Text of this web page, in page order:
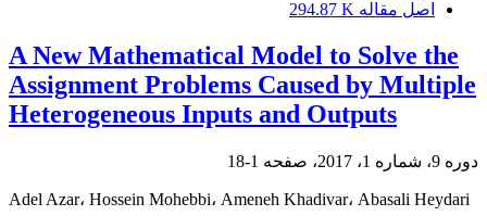
اصل مقاله 294.87 K
A New Mathematical Model to Solve the
Assignment Problems Caused by Multiple
Heterogeneous Inputs and Outputs
دوره 9، شماره 1، 2017، صفحه 1-18
Adel Azar، Hossein Mohebbi، Ameneh Khadivar، Abasali Heydari